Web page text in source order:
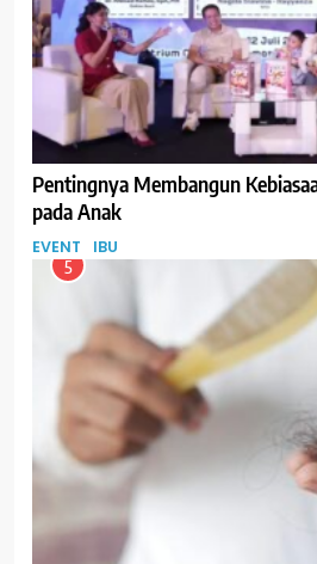
Pentingnya Membangun
pada Anak
EVENT IBU
5